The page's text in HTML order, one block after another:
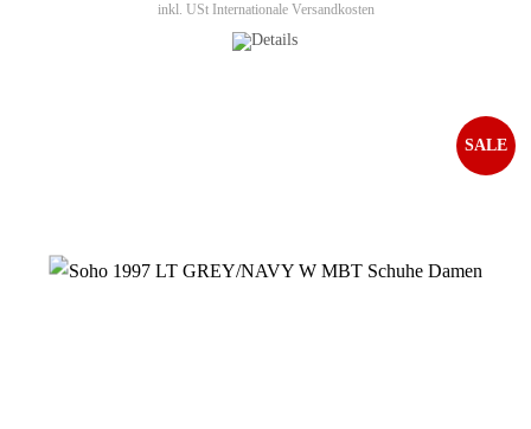
inkl. USt Internationale Versandkosten
SALE